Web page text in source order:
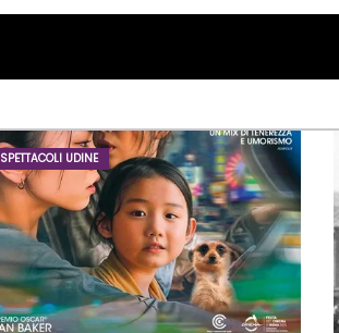
SPETTACOLI UDINE